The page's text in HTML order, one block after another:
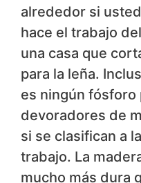
alrededor si
hace el trabajo
una casa que
para la leña.
es ningún fósforo
devoradores de
si se clasifican a
trabajo. La
mucho más dura